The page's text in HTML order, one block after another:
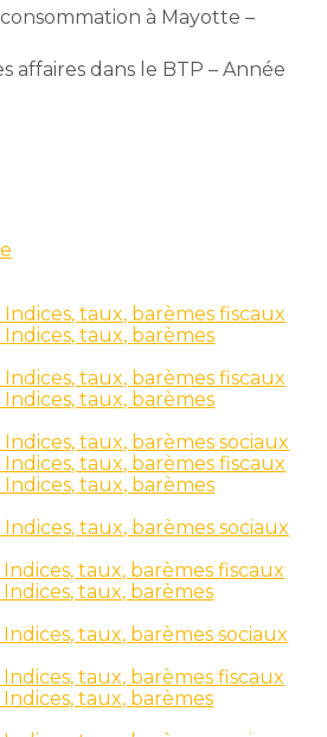
à Mayotte –
affaires dans le BTP – Année
taux, barèmes fiscaux
taux, barèmes
taux, barèmes fiscaux
taux, barèmes
taux, barèmes sociaux
taux, barèmes fiscaux
taux, barèmes
taux, barèmes sociaux
taux, barèmes fiscaux
taux, barèmes
taux, barèmes sociaux
taux, barèmes fiscaux
taux, barèmes